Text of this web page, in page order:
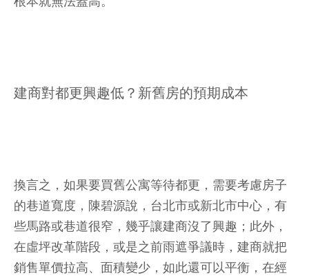
建商對都更興趣低？新舊房的預期成本
換言之，如果要買舊公寓等待都更，需要考慮房子
的巷道寬度，陳碧源說，台北市或新北市中心，有
些馬路或巷道很窄，幾乎讓建商沒了興趣；此外，
在虛坪改革階段，或是之前雨遮爭議時，建商就把
銷售單價拉高、面積變少，如此還可以平衡，在經